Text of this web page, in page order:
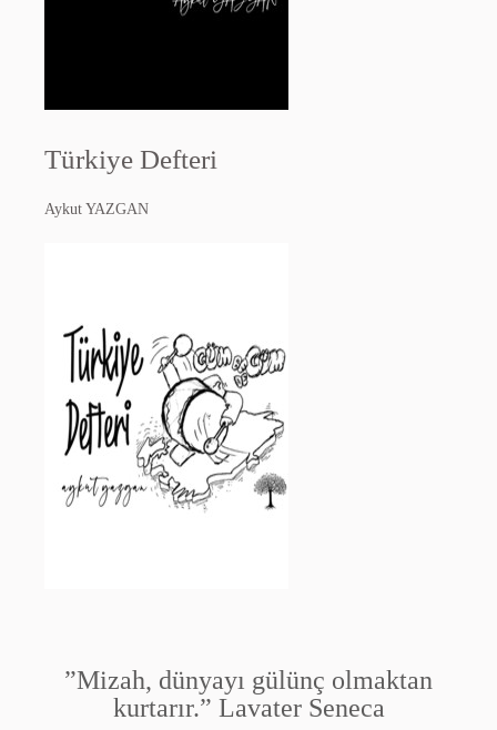
Türkiye Defteri
Aykut YAZGAN
”Mizah, dünyayı gülünç olmaktan
kurtarır.” Lavater Seneca